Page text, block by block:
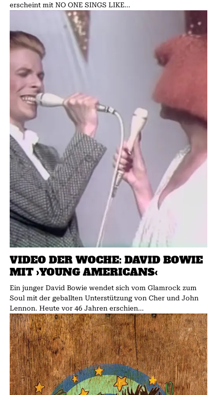
erscheint mit NO ONE SINGS LIKE...
VIDEO DER WOCHE: DAVID BOWIE
MIT ›YOUNG AMERICANS‹
Ein junger David Bowie wendet sich vom Glamrock zum
Soul mit der geballten Unterstützung von Cher und John
Lennon. Heute vor 46 Jahren erschien...